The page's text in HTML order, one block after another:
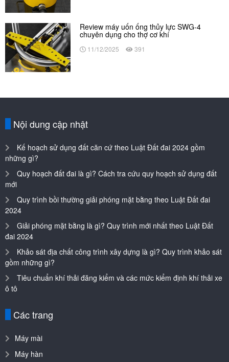
11/12/2025 391
Kế hoạch sử dụng đất căn cứ theo Luật Đất đai 2024 gồm
những gì?
Quy hoạch đất đai là gì? Cách tra cứu quy hoạch sử dụng đất
Quy trình bồi thường giải phóng mặt bằng theo Luật Đất đai
Giải phóng mặt bằng là gì? Quy trình mới nhất theo Luật Đất
đai 2024
Khảo sát địa chất công trình xây dựng là gì? Quy trình khảo sát
gồm những gì?
Tiêu chuẩn khí thải đăng kiểm và các mức kiểm định khí thải xe
Máy mài
Máy hàn
Máy khoan